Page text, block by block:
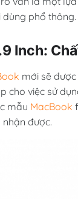
phổ thông.
Inch:
mới sẽ được
cho việc sử
mẫu MacBook
được.